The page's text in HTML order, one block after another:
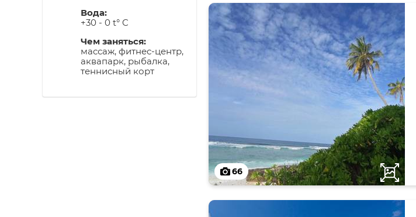
Вода:
+30 - 0 t° C
Чем заняться:
массаж, фитнес-центр,
аквапарк, рыбалка,
теннисный корт
66